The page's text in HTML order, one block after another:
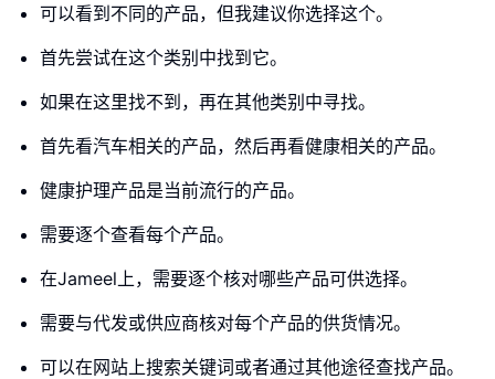
可以看到不同的产品，但我建议你选择这个。
首先尝试在这个类别中找到它。
如果在这里找不到，再在其他类别中寻找。
首先看汽车相关的产品，然后再看健康相关的产品。
健康护理产品是当前流行的产品。
需要逐个查看每个产品。
在Jameel上，需要逐个核对哪些产品可供选择。
需要与代发或供应商核对每个产品的供货情况。
可以在网站上搜索关键词或者通过其他途径查找产品。